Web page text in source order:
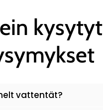
kysytyt
vattentät?